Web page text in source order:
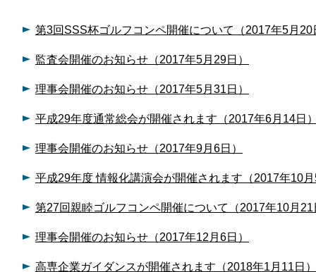
第3回SSS杯ゴルフコンペ開催について（2017年5月20
監査会開催のお知らせ（2017年5月29日）
理事会開催のお知らせ（2017年5月31日）
平成29年度通常総会が開催されます（2017年6月14日
理事会開催のお知らせ（2017年9月6日）
平成29年度 情報化講演会が開催されます（2017年10
第27回親睦ゴルフコンペ開催について（2017年10月21
理事会開催のお知らせ（2017年12月6日）
高専企業ガイダンスが開催されます（2018年1月11日）